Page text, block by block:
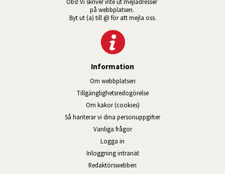
på webbplatsen.
Byt ut (a) till @ för att mejla oss.
Information
Om webbplatsen
Tillgänglig­hets­redo­görelse
Om kakor (cookies)
Så hanterar vi dina personuppgifter
Vanliga frågor
Logga in
Inloggning intranätÖppnas i nytt fönster.
Redaktörswebben